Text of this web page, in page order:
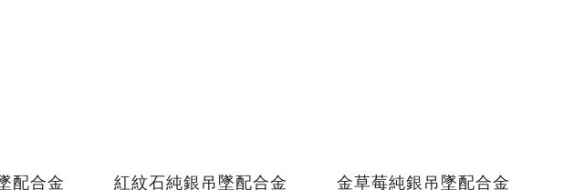
配合金
紅紋石純銀吊墜配合金
金草莓純銀吊墜配合金